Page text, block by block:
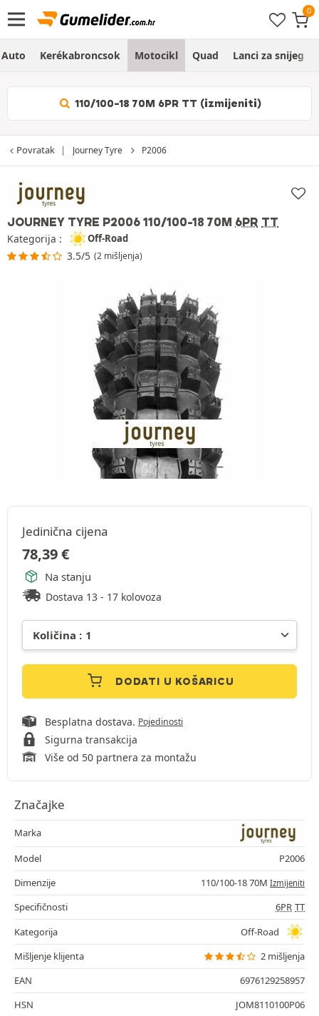
Auto Kerékabroncsok Motocikl Quad Lanci za snijeg
110/100-18 70M 6PR TT (izmijeniti)
Povratak Journey Tyre P2006
JOURNEY TYRE P2006 110/100-18 70M 6PR TT
Kategorija : Off-Road
3.5/5 (2 mišljenja)
Jedinična cijena
78,39€
Na stanju
Dostava 13 - 17 kolovoza
DODATI U KOŠARICU
Besplatna dostava. Pojedinosti
Sigurna transakcija
Više od 50 partnera za montažu
Značajke
Marka
Model
P2006
Dimenzije
110/100-18 70M Izmijeniti
Specifičnosti 6PR TT
Kategorija
Off-Road
Mišljenje klijenta
2 mišljenja
EAN
6976129258957
HSN
JOM8110100P06